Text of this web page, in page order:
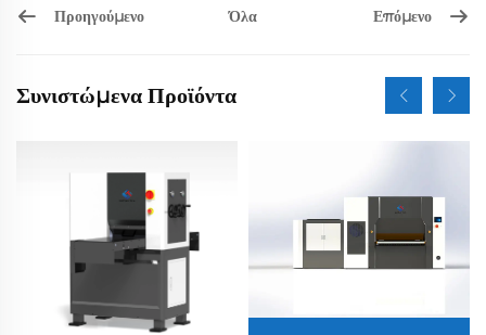
Προηγούμενο Όλα Επόμενο
Συνιστώμενα Προϊόντα